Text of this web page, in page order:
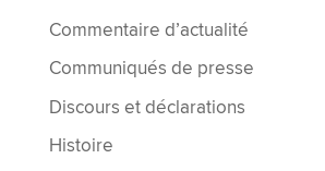
Commentaire d’actualité
Communiqués de presse
Discours et déclarations
Histoire